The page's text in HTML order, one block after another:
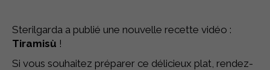
Sterilgarda a publié une nouvelle recette vidéo :
Tiramisù !
Si vous souhaitez préparer ce délicieux plat, rendez-